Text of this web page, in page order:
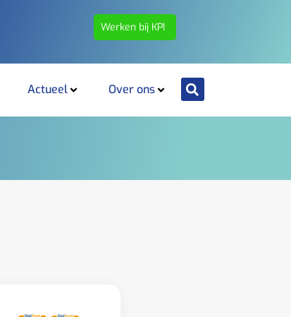
Werken bij KPI
Actueel Over ons